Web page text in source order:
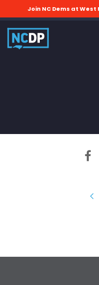
Join NC Dems at